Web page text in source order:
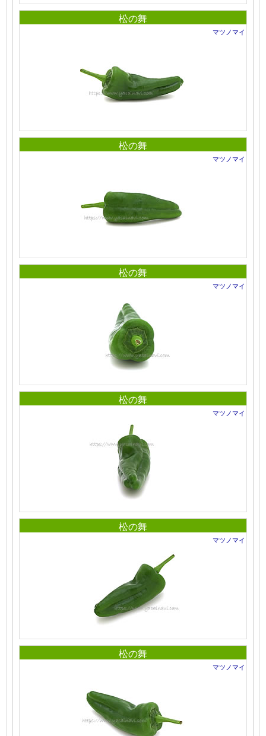
松の舞
マツノマイ
松の舞
マツノマイ
松の舞
マツノマイ
松の舞
マツノマイ
松の舞
マツノマイ
松の舞
マツノマイ